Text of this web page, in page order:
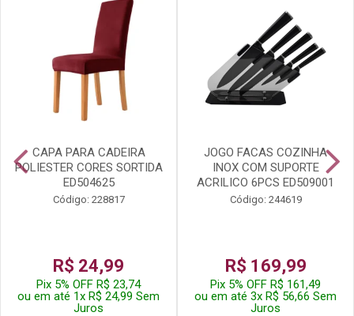
CAPA PARA CADEIRA
POLIESTER CORES SORTIDA
ED504625
Código: 228817
R$ 24,99
Pix 5% OFF R$ 23,74
ou em até 1x R$ 24,99 Sem
Juros
JOGO FACAS COZINHA
INOX COM SUPORTE
ACRILICO 6PCS ED509001
Código: 244619
R$ 169,99
Pix 5% OFF R$ 161,49
ou em até 3x R$ 56,66 Sem
Juros